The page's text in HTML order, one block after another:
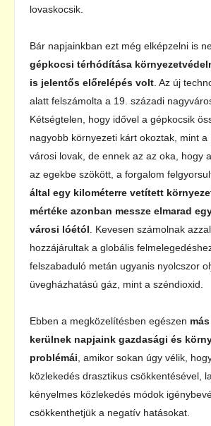
lovaskocsik.
Bár napjainkban ezt még elképzelni is
gépkocsi térhódítása
is jelentős előrelépés volt . Az új
alatt felszámolta a 19. századi
Kétségtelen, hogy idővel a gépkocsik
nagyobb környezeti kárt okoztak, mint a
városi lovak, de ennek az az oka, hogy
az egekbe szökött, a forgalom
által egy kilométerre vetített
mértéke azonban messze elmarad
városi lóétól . Kevesen számolnak
hozzájárultak a globális
felszabaduló metán ugyanis nyolcszor
üvegházhatású gáz, mint a széndioxid.
Ebben a megközelítésben egészen
kerülnek napjaink gazdasági és
problémái , amikor sokan úgy vélik,
közlekedés drasztikus csökkentésével,
kényelmes közlekedés módok
csökkenthetjük a negatív hatásokat.